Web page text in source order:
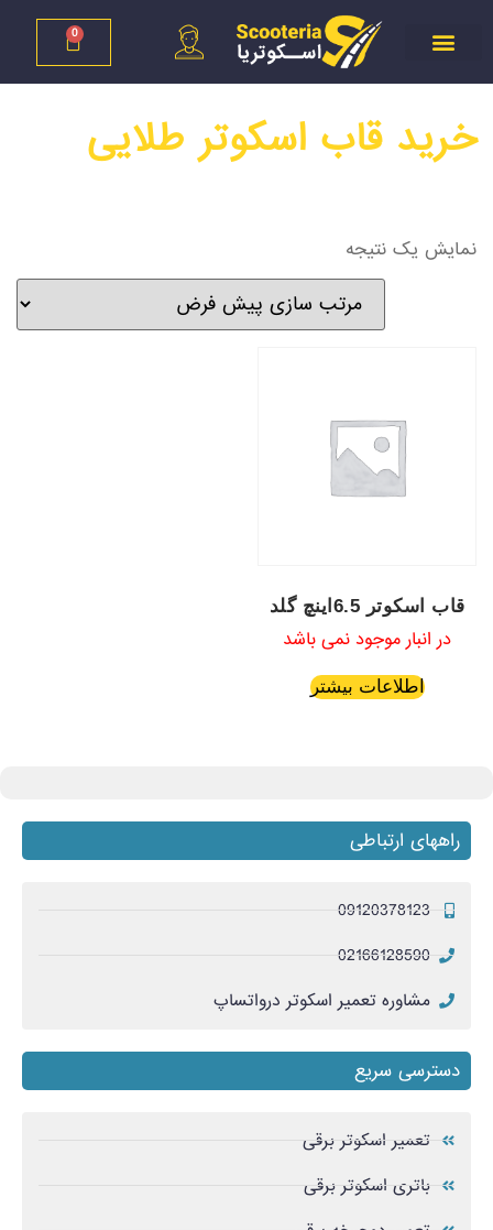
0
خرید قاب اسکوتر طلایی
نمایش یک نتیجه
قاب اسکوتر 6.5اینچ گلد
در انبار موجود نمی باشد
اطلاعات بیشتر
راههای ارتباطی
09120378123
02166128590
مشاوره تعمیر اسکوتر درواتساپ
دسترسی سریع
تعمیر اسکوتر برقی
باتری اسکوتر برقی